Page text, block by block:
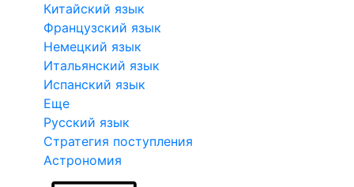
Китайский язык
Французский язык
Немецкий язык
Итальянский язык
Испанский язык
Еще
Русский язык
Стратегия поступления
Астрономия